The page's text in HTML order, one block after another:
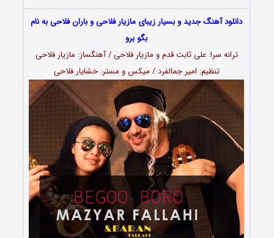
دانلود آهنگ جدید و بسیار زیبای مازیار فلاحی و باران فلاحی به نام
بگو برو
ترانه سرا: علی ثابت قدم و مازیار فلاحی / آهنگساز: مازیار فلاحی
تنظیم: امیر جمالفرد / میکس و مستر: خشایار فلاحی